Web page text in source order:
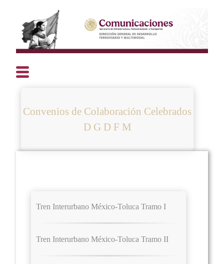
Convenios de Colaboración Celebrados
D G D F M
Tren Interurbano México-Toluca Tramo I
Tren Interurbano México-Toluca Tramo II